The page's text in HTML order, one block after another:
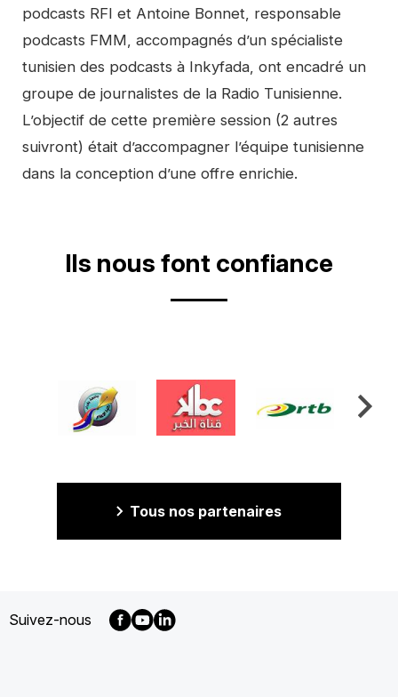
podcasts RFI et Antoine Bonnet, responsable
podcasts FMM, accompagnés d’un spécialiste
tunisien des podcasts à Inkyfada, ont encadré un
groupe de journalistes de la Radio Tunisienne.
L’objectif de cette première session (2 autres
suivront) était d’accompagner l’équipe tunisienne
dans la conception d’une offre enrichie.
Ils nous font confiance
Tous nos partenaires
Suivez-nous